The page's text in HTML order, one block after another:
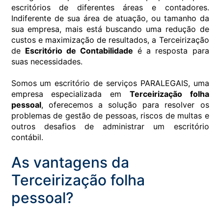
escritórios de diferentes áreas e contadores.
Indiferente de sua área de atuação, ou tamanho da
sua empresa, mais está buscando uma redução de
custos e maximização de resultados, a Terceirização
de Escritório de Contabilidade é a resposta para
suas necessidades.
Somos um escritório de serviços PARALEGAIS, uma
empresa especializada em Terceirização folha
pessoal, oferecemos a solução para resolver os
problemas de gestão de pessoas, riscos de multas e
outros desafios de administrar um escritório
contábil.
As vantagens da
Terceirização folha
pessoal?